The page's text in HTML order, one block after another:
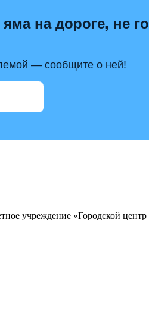
на дороге, не
— сообщите о ней!
учреждение «Городской